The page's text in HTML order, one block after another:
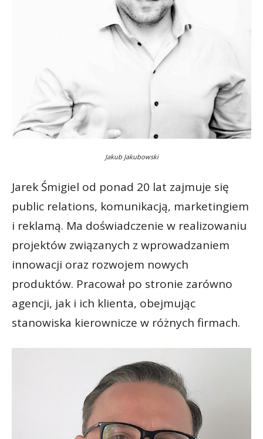
Jakub Jakubowski
Jarek Śmigiel od ponad 20 lat zajmuje się
public relations, komunikacją, marketingiem
i reklamą. Ma doświadczenie w realizowaniu
projektów związanych z wprowadzaniem
innowacji oraz rozwojem nowych
produktów. Pracował po stronie zarówno
agencji, jak i ich klienta, obejmując
stanowiska kierownicze w różnych firmach.